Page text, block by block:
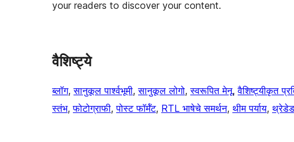
your readers to discover your content.
वैशिष्ट्ये
ब्लॉग, सानुकूल पार्श्वभूमी, सानुकूल लोगो, स्वरूपित मेनू, वैशिष्ट्यीकृत
स्तंभ, फोटोग्राफी, पोस्ट फॉर्मॅट, RTL भाषेचे समर्थन, थीम पर्याय,